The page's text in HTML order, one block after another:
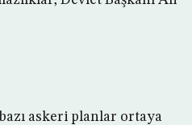
askeri planlar ortaya